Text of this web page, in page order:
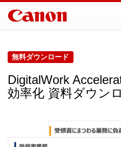
無料ダウンロード
DigitalWork
効率化 資料ダウン